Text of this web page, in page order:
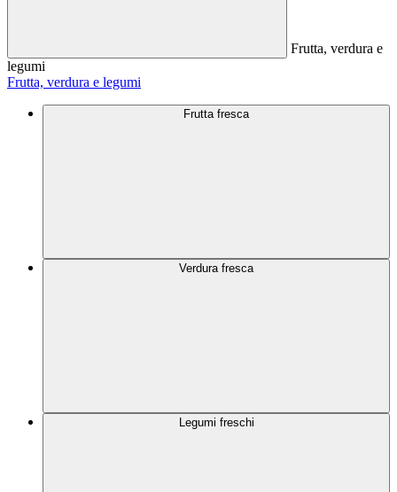
Frutta, verdura e
legumi
Frutta, verdura e legumi
Frutta fresca
Verdura fresca
Legumi freschi